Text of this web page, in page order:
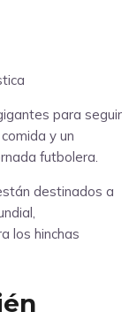
para seguir
y un
futbolera.
destinados a
los hinchas